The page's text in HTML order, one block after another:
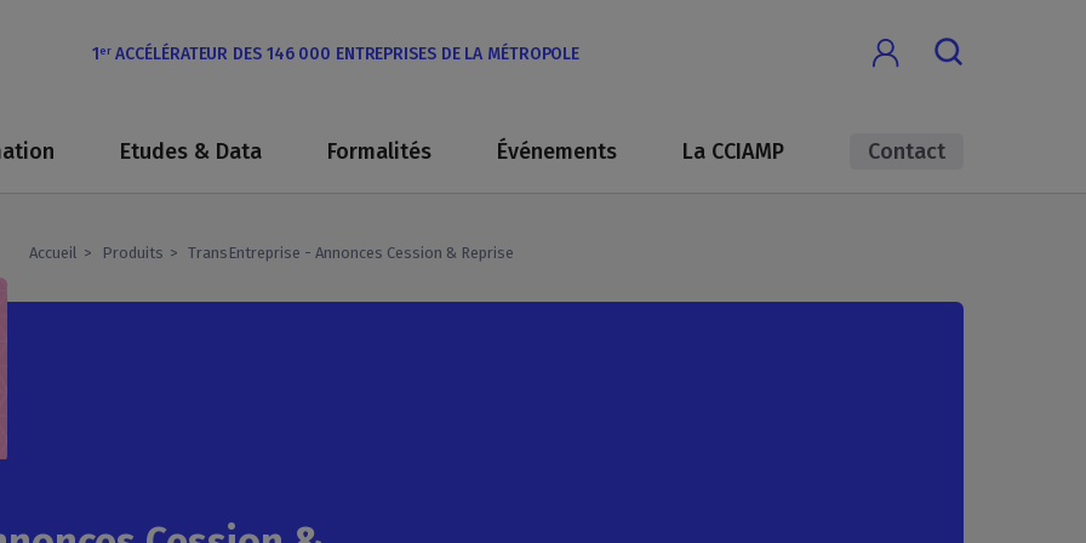
1 erACCÉLÉRATEUR DES 146 000 ENTREPRISES DE LA MÉTROPOLE
Etudes & Data Formalités Événements La CCIAMP Contact
Accueil Produits TransEntreprise - Annonces Cession & Reprise